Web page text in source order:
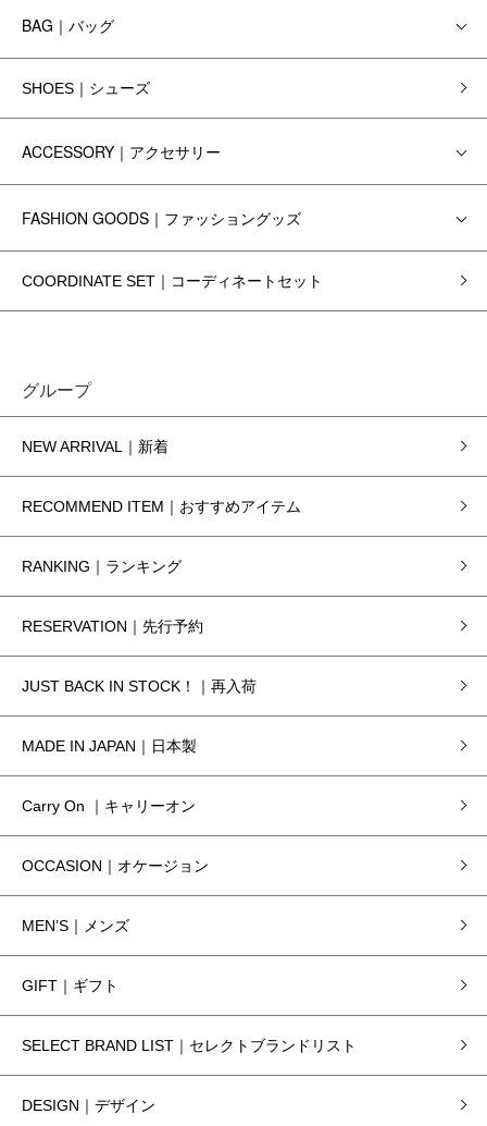
BAG｜バッグ
SHOES｜シューズ
ACCESSORY｜アクセサリー
FASHION GOODS｜ファッショングッズ
COORDINATE SET｜コーディネートセット
グループ
NEW ARRIVAL｜新着
RECOMMEND ITEM｜おすすめアイテム
RANKING｜ランキング
RESERVATION｜先行予約
JUST BACK IN STOCK！｜再入荷
MADE IN JAPAN｜日本製
Carry On ｜キャリーオン
OCCASION｜オケージョン
MEN’S｜メンズ
GIFT｜ギフト
SELECT BRAND LIST｜セレクトブランドリスト
DESIGN｜デザイン